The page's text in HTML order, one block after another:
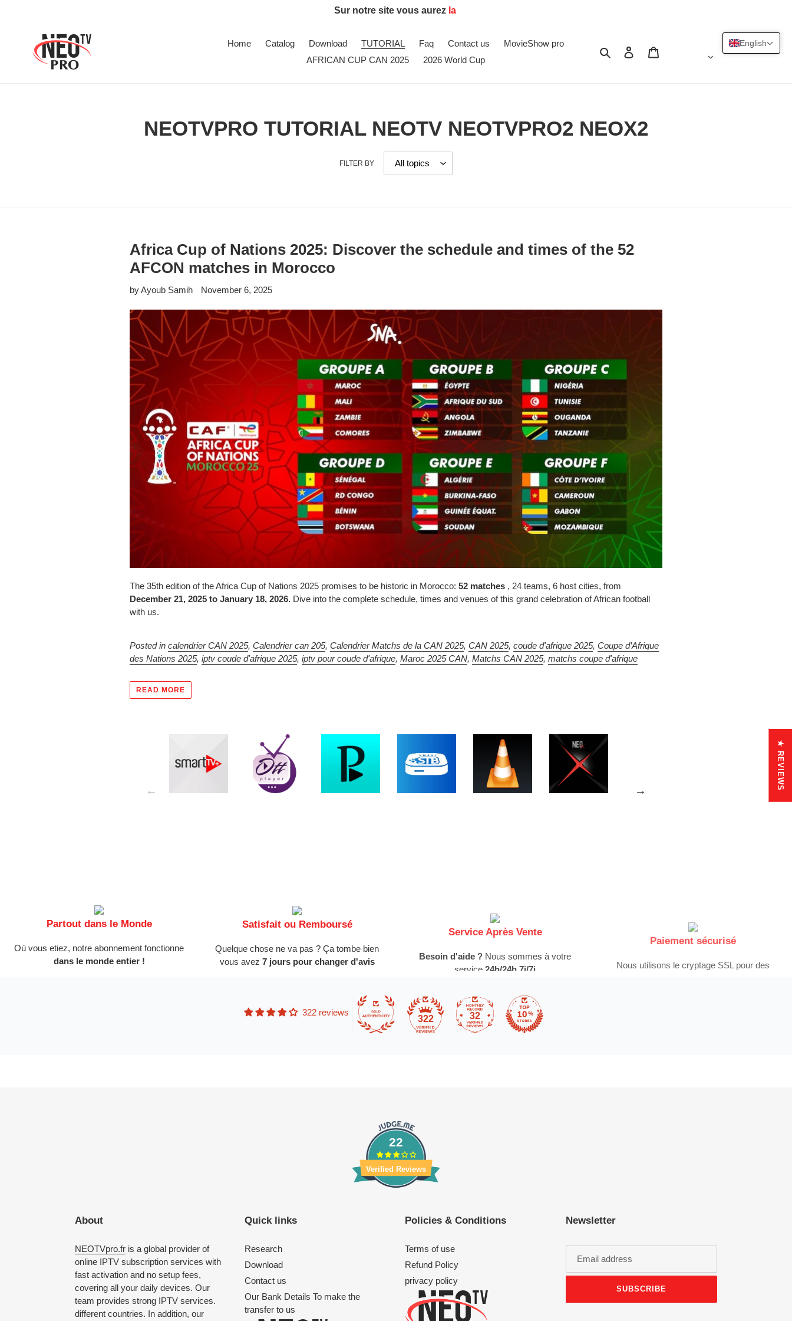
English
Sur notre site vous aurezla livra
Home Catalog Download TUTORIAL Faq Contact us
MovieShow pro
AFRICAN CUP CAN 2025
2026 World Cup
Search Log in
NEOTVPRO TUTORIAL NEOTV NEOTVPRO2 NEOX2
FILTER BY
Africa Cup of Nations 2025: Discover the schedule and times of the 52
AFCON matches in Morocco
by Ayoub Samih November 6, 2025
The 35th edition of the Africa Cup of Nations 2025 promises to be historic in Morocco:52 matches , 24 teams, 6 host cities, from
December 21, 2025 to January 18, 2026. Dive into the complete schedule, times and venues of this grand celebration of African football
with us.
Posted incalendrier CAN 2025,Calendrier can 205,Calendrier Matchs de la CAN 2025,CAN 2025,coude d'afrique 2025,Coupe d’Afrique
des Nations 2025,iptv coude d'afrique 2025,iptv pour coude d'afrique,Maroc 2025 CAN,Matchs CAN 2025,matchs coupe d'afrique
READ MORE
Partout dans le Monde
Où vous etiez, notre abonnement fonctionne
dans le monde entier !
Satisfait ou Remboursé
Quelque chose ne va pas ? Ça tombe bien
vous avez 7 jours pour changer d'avis
Service Après Vente
service 24h/24h 7j/7j
Paiement sécurisé
paiements en toute sécurité
322 reviews
322 32
22
Verified Reviews
About
NEOTVpro.fr is a global provider of
online IPTV subscription services with
fast activation and no setup fees,
covering all your daily devices. Our
team provides strong IPTV services.
different countries. In addition, our
Quick links
Research
Download
Contact us
Our Bank Details To make the
transfer to us
Policies & Conditions
Terms of use
Refund Policy
privacy policy
Newsletter
SUBSCRIBE
★ REVIEWS